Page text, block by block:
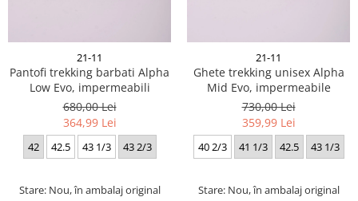
21-11
Pantofi trekking barbati Alpha
Low Evo, impermeabili
680,00 Lei
364,99 Lei
42 42.5 43 1/3 43 2/3
Stare: Nou, în ambalaj original
21-11
Ghete trekking unisex Alpha
Mid Evo, impermeabile
730,00 Lei
359,99 Lei
40 2/3 41 1/3 42.5 43 1/3
Stare: Nou, în ambalaj original